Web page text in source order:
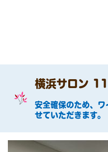
横浜サロン
安全確保のため、
せていただきます。